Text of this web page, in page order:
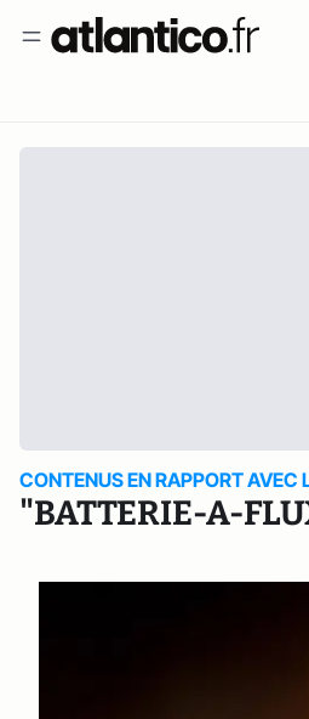
CONTENUS EN RAPPORT AVEC
"BATTERIE-A-